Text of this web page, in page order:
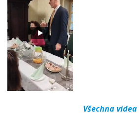
Všechna videa